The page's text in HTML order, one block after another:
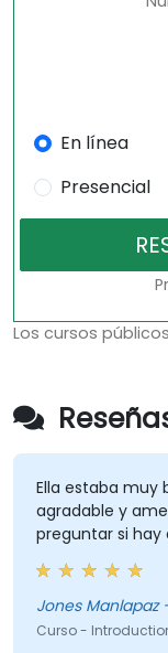
En línea
Presencial
Los cursos
Ella estaba muy
agradable y
preguntar si hay
Jones Manlapaz
Curso -